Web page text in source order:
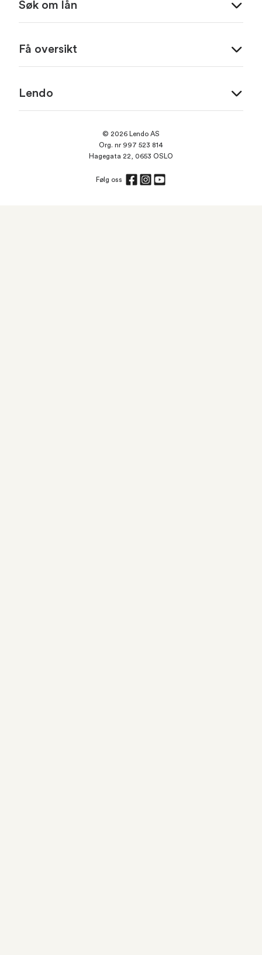
Søk om lån
Få oversikt
Lendo
© 2026 Lendo AS
Org. nr 997 523 814
Hagegata 22, 0653 OSLO
Følg oss